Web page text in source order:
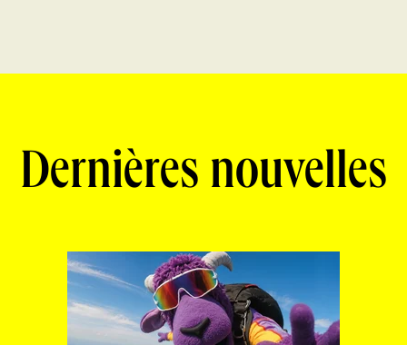
Dernières nouvelles